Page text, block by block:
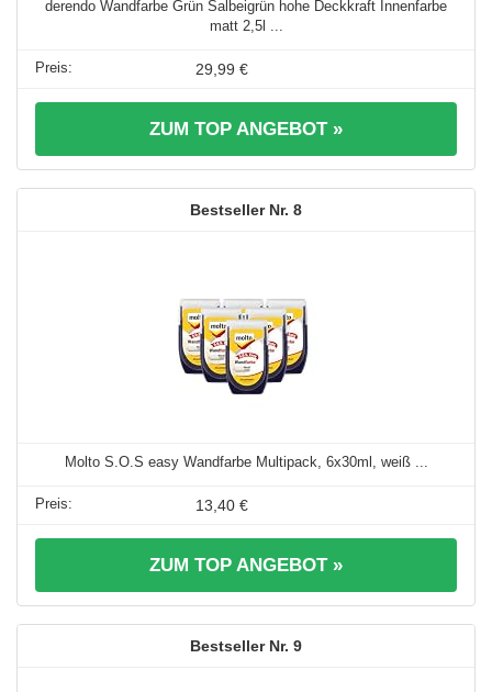
derendo Wandfarbe Grün Salbeigrün hohe Deckkraft Innenfarbe
matt 2,5l ...
29,99 €
ZUM TOP ANGEBOT »
8
Molto S.O.S easy Wandfarbe Multipack, 6x30ml, weiß ...
13,40 €
ZUM TOP ANGEBOT »
9